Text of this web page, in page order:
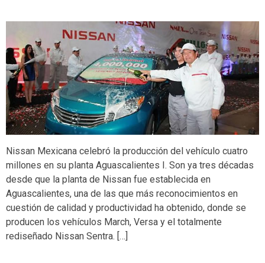
Nissan Mexicana celebró la producción del vehículo cuatro
millones en su planta Aguascalientes I. Son ya tres décadas
desde que la planta de Nissan fue establecida en
Aguascalientes, una de las que más reconocimientos en
cuestión de calidad y productividad ha obtenido, donde se
producen los vehículos March, Versa y el totalmente
rediseñado Nissan Sentra. […]